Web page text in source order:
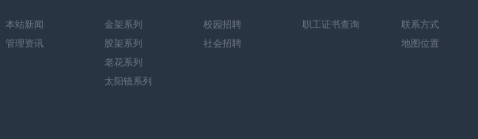
本站新闻
管理资讯
金架系列
胶架系列
老花系列
太阳镜系列
校园招聘
社会招聘
职工证书查询
联系方式
地图位置